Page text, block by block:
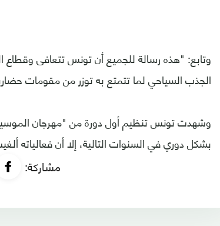
وتابع: "هذه رسالة للجميع أن تونس تتعافى وقطاع
الجذب السياحي لما تتمتع به توزر من مقومات
بشكل دوري في السنوات التالية، إلا أن فعالياته
مشاركة: